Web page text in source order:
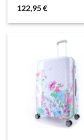
122,95€